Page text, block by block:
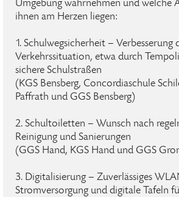
Umgebung wahrnehmen und welche
ihnen am Herzen liegen:
1. Schulwegsicherheit – Verbesserung
Verkehrssituation, etwa durch
sichere Schulstraßen
(KGS Bensberg, Concordiaschule
Paffrath und GGS Bensberg)
2. Schultoiletten – Wunsch nach
Reinigung und Sanierungen
(GGS Hand, KGS Hand und GGS
3. Digitalisierung – Zuverlässiges
Stromversorgung und digitale Tafeln